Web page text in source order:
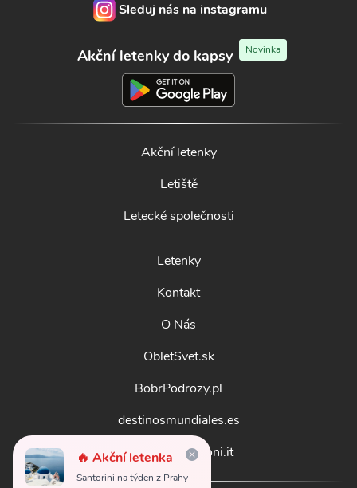
🔥 Akční letenka
Santorini na týden z Prahy
Sleduj nás na instagramu
Akční letenky do kapsy Novinka
Akční letenky
Letiště
Letecké společnosti
Letenky
Kontakt
O Nás
ObletSvet.sk
BobrPodrozy.pl
destinosmundiales.es
guidadestinazioni.it